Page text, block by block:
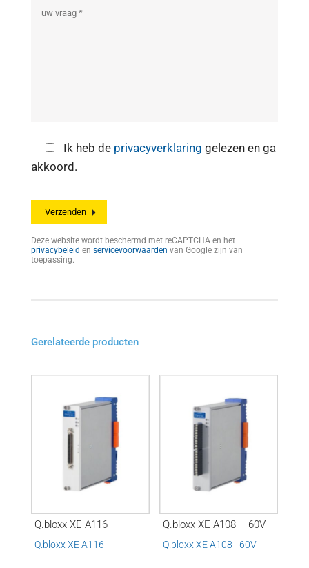
Ik heb de privacyverklaring gelezen en ga
akkoord.
Deze website wordt beschermd met reCAPTCHA en het
privacybeleid en servicevoorwaarden van Google zijn van
toepassing.
Gerelateerde producten
Q.bloxx XE A116
Q.bloxx XE A116
Q.bloxx XE A108 – 60V
Q.bloxx XE A108 - 60V